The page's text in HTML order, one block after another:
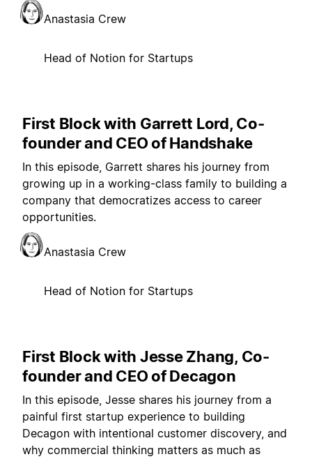
Anastasia Crew
Head of Notion for Startups
First Block with Garrett Lord, Co-
founder and CEO of Handshake
In this episode, Garrett shares his journey from
growing up in a working-class family to building a
company that democratizes access to career
opportunities.
Anastasia Crew
Head of Notion for Startups
First Block with Jesse Zhang, Co-
founder and CEO of Decagon
In this episode, Jesse shares his journey from a
painful first startup experience to building
Decagon with intentional customer discovery, and
why commercial thinking matters as much as